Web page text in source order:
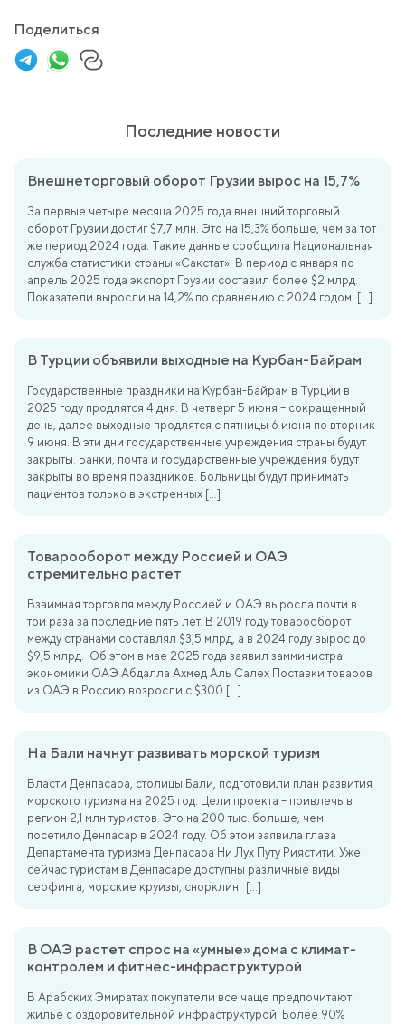
Поделиться
Последние новости
Внешнеторговый оборот Грузии вырос на 15,7%
За первые четыре месяца 2025 года внешний торговый
оборот Грузии достиг $7,7 млн. Это на 15,3% больше, чем за тот
же период 2024 года. Такие данные сообщила Национальная
служба статистики страны «Сакстат». В период с января по
апрель 2025 года экспорт Грузии составил более $2 млрд.
Показатели выросли на 14,2% по сравнению с 2024 годом. […]
В Турции объявили выходные на Курбан-Байрам
Государственные праздники на Курбан-Байрам в Турции в
2025 году продлятся 4 дня. В четверг 5 июня – сокращенный
день, далее выходные продлятся с пятницы 6 июня по вторник
9 июня. В эти дни государственные учреждения страны будут
закрыты. Банки, почта и государственные учреждения будут
закрыты во время праздников. Больницы будут принимать
пациентов только в экстренных […]
Товарооборот между Россией и ОАЭ
стремительно растет
Взаимная торговля между Россией и ОАЭ выросла почти в
три раза за последние пять лет. В 2019 году товарооборот
между странами составлял $3,5 млрд, а в 2024 году вырос до
$9,5 млрд. Об этом в мае 2025 года заявил замминистра
экономики ОАЭ Абдалла Ахмед Аль Салех Поставки товаров
из ОАЭ в Россию возросли с $300 […]
На Бали начнут развивать морской туризм
Власти Денпасара, столицы Бали, подготовили план развития
морского туризма на 2025 год. Цели проекта – привлечь в
регион 2,1 млн туристов. Это на 200 тыс. больше, чем
посетило Денпасар в 2024 году. Об этом заявила глава
Департамента туризма Денпасара Ни Лух Путу Риястити. Уже
сейчас туристам в Денпасаре доступны различные виды
серфинга, морские круизы, снорклинг […]
В ОАЭ растет спрос на «умные» дома с климат-
контролем и фитнес-инфраструктурой
В Арабских Эмиратах покупатели все чаще предпочитают
жилье с оздоровительной инфраструктурой. Более 90%